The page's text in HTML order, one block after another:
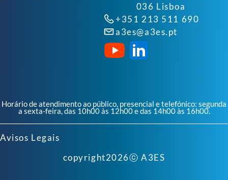
036 Lisboa
+351 213 511 690
a3es@a3es.pt
Horário de atendimento ao público, presencial e telefónico: segunda
a sexta-feira, das 10h00 às 12h00 e das 14h00 às 16h00.
Avisos Legais
copyright2026ⓒ A3ES